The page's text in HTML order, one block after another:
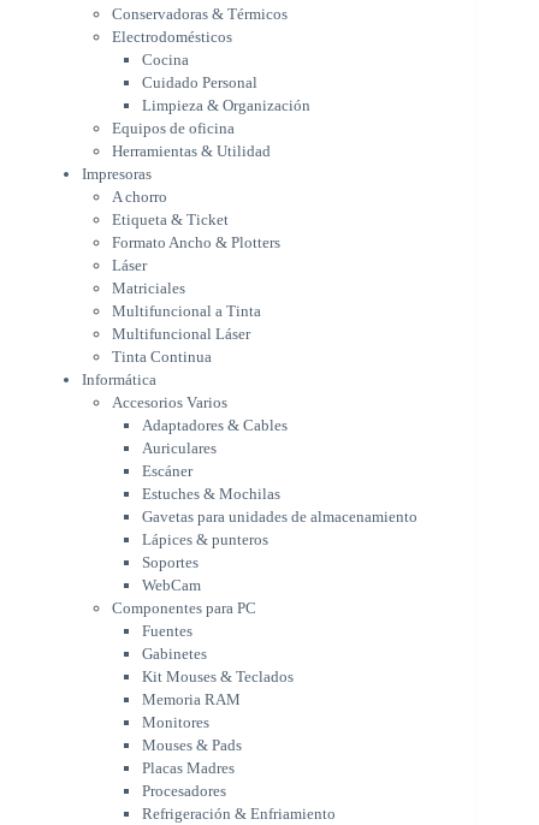
A chorro
Etiqueta & Ticket
Formato Ancho & Plotters
Matriciales
Multifuncional a Tinta
Tinta Continua
Informática
Accesorios Varios
Adaptadores & Cables
Auriculares
Escáner
Estuches & Mochilas
Gavetas para unidades de
almacenamiento
Lápices & punteros
Soportes
WebCam
Componentes para PC
Fuentes
Gabinetes
Kit Mouses & Teclados
Memoria RAM
Monitores
Mouses & Pads
Placas Madres
Procesadores
Refrigeración & Enfriamiento
Tarjetas Gráficas
Teclados
Equipos NUC
Equipos OEM & Pre-Ensamblados
Licencias & Softwares
Conservadoras & Térmicos
Electrodomésticos
Cocina
Cuidado Personal
Limpieza & Organización
Equipos de oficina
Herramientas & Utilidad
Impresoras
A chorro
Etiqueta & Ticket
Formato Ancho & Plotters
Láser
Matriciales
Multifuncional a Tinta
Multifuncional Láser
Tinta Continua
Informática
Accesorios Varios
Adaptadores & Cables
Auriculares
Escáner
Estuches & Mochilas
Gavetas para unidades de almacenamiento
Lápices & punteros
Soportes
WebCam
Componentes para PC
Fuentes
Gabinetes
Kit Mouses & Teclados
Memoria RAM
Monitores
Mouses & Pads
Placas Madres
Procesadores
Refrigeración & Enfriamiento